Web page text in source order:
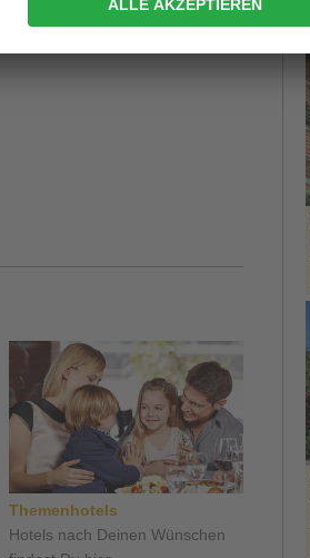
Themenhotels
Hotels nach Deinen Wünschen